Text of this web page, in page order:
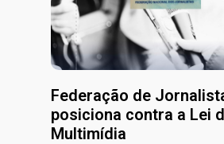
Federação de
posiciona contra a Lei
Multimídia